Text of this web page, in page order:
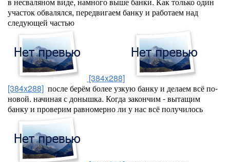
участок обвалялся, передвигаем банку и работаем над
следующей частью
[384x288]
[384x288] после берём более узкую банку и делаем всё по-
новой. начиная с донышка. Когда закончим - вытащим
банку и проверим равномерно ли у нас всё получилось